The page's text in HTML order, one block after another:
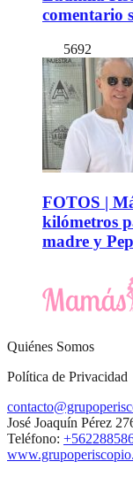
comentario
5692
FOTOS |
kilómetros
madre y
Quiénes Somos
Política de Privacidad
José Joaquín Pérez
Teléfono: